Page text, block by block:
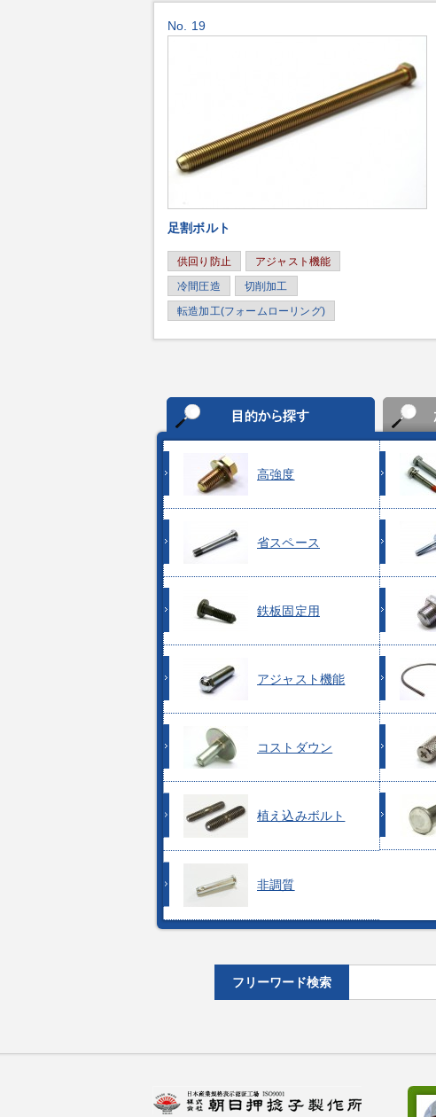
No. 19
足割ボルト
供回り防止
アジャスト機能
冷間圧造
切削加工
転造加工(フォームローリング)
高強度
省スペース
鉄板固定用
アジャスト機能
コストダウン
植え込みボルト
非調質
フリーワード検索